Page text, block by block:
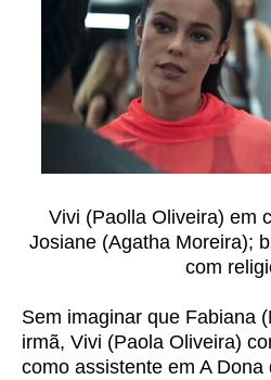
Vivi (Paolla Oliveira) em
Josiane (Agatha Moreira);
com
Sem imaginar que Fabiana
irmã, Vivi (Paola Oliveira)
como assistente em A